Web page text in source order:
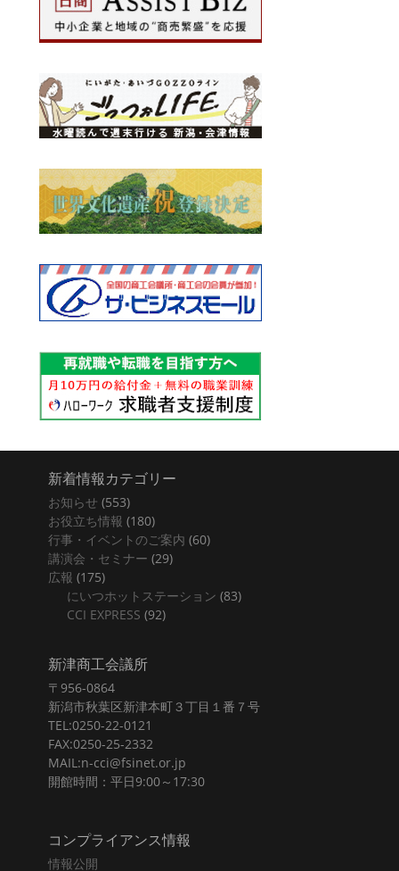
新着情報カテゴリー
お知らせ (553)
お役立ち情報 (180)
行事・イベントのご案内 (60)
講演会・セミナー (29)
広報 (175)
にいつホットステーション (83)
CCI EXPRESS (92)
新津商工会議所
〒956-0864
新潟市秋葉区新津本町３丁目１番７号
TEL:0250-22-0121
FAX:0250-25-2332
MAIL:n-cci@fsinet.or.jp
開館時間：平日9:00～17:30
コンプライアンス情報
情報公開